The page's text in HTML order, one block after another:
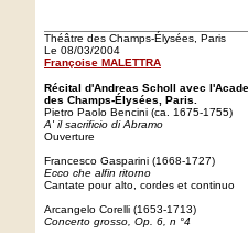
Théâtre des Champs-Élysées, Paris
Le 08/03/2004
Françoise MALETTRA
Récital d'Andreas Scholl avec
des Champs-Élysées, Paris.
Pietro Paolo Bencini (ca. 1675-1755)
A' il sacrificio di Abramo
Ouverture
Francesco Gasparini (1668-1727)
Ecco che alfin ritorno
Cantate pour alto, cordes et continuo
Arcangelo Corelli (1653-1713)
Concerto grosso, Op. 6, n °4